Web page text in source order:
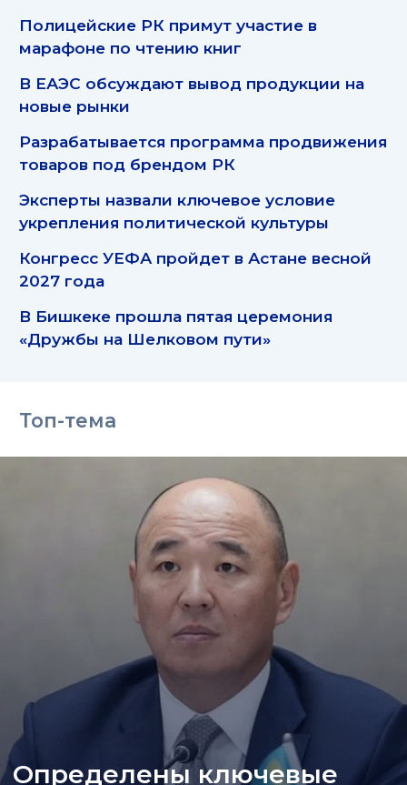
Полицейские РК примут участие в
марафоне по чтению книг
В ЕАЭС обсуждают вывод продукции на
новые рынки
Разрабатывается программа продвижения
товаров под брендом РК
Эксперты назвали ключевое условие
укрепления политической культуры
Конгресс УЕФА пройдет в Астане весной
2027 года
В Бишкеке прошла пятая церемония
«Дружбы на Шелковом пути»
Топ-тема
Определены ключевые